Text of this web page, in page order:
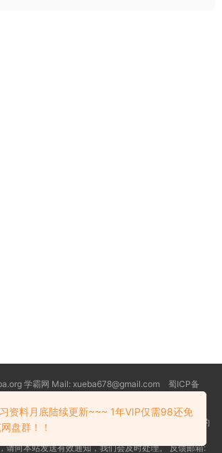
学霸网 Mail: xueba678@gmail.com 蜀ICP备
日志 忘记密码本站推荐浏览器：Edge浏览器
索自互联网和网友分享,仅供大家学习交流,不对资料的
真实性和安全性负责！
请向本站发送有效通知，我们会及时处理。 反馈邮箱:
资料月底陆续更新~~~ 1年VIP仅需98还免
盘群！！